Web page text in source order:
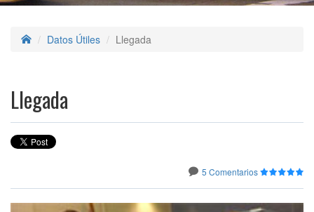
Datos Útiles Llegada
Llegada
5 Comentarios